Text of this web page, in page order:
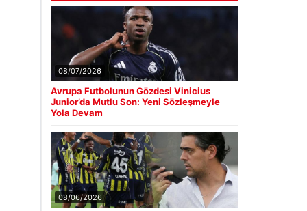
08/07/2026
Avrupa Futbolunun Gözdesi Vinicius
Junior’da Mutlu Son: Yeni Sözleşmeyle
Yola Devam
08/06/2026